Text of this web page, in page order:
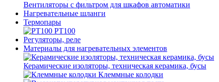
Вентиляторы с фильтром для шкафов автоматики
Нагревательные шланги
Термопары
PT100
Регуляторы, реле
Материалы для нагревательных элементов
Керамические изоляторы, техническая керамика, бусы
Клеммные колодки